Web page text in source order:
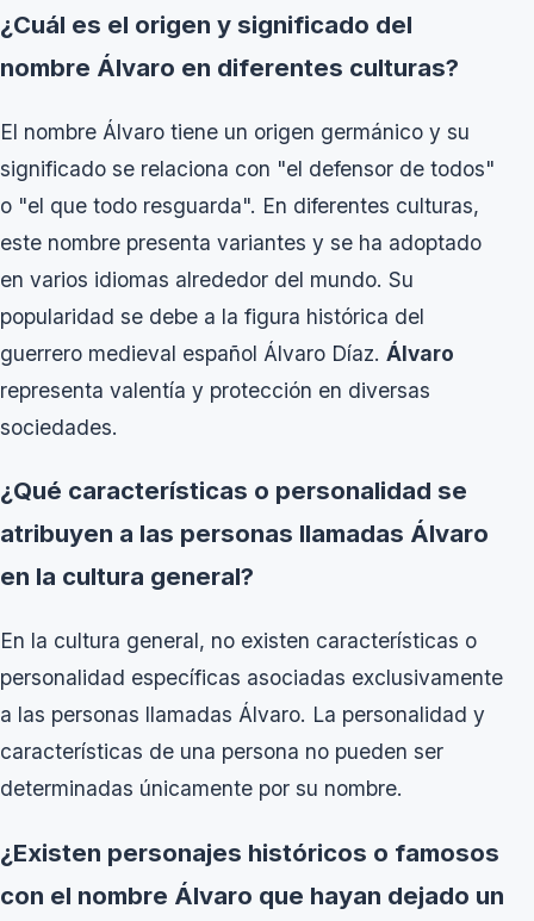
¿Cuál es el origen y significado del
nombre Álvaro en diferentes culturas?
El nombre Álvaro tiene un origen germánico y su
significado se relaciona con "el defensor de todos"
o "el que todo resguarda". En diferentes culturas,
este nombre presenta variantes y se ha adoptado
en varios idiomas alrededor del mundo. Su
popularidad se debe a la figura histórica del
guerrero medieval español Álvaro Díaz. Álvaro
representa valentía y protección en diversas
sociedades.
¿Qué características o personalidad se
atribuyen a las personas llamadas Álvaro
en la cultura general?
En la cultura general, no existen características o
personalidad específicas asociadas exclusivamente
a las personas llamadas Álvaro. La personalidad y
características de una persona no pueden ser
determinadas únicamente por su nombre.
¿Existen personajes históricos o famosos
con el nombre Álvaro que hayan dejado un